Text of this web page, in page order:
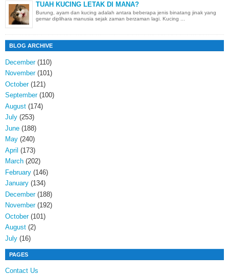
TUAH KUCING LETAK DI MANA?
Burung, ayam dan kucing adalah antara beberapa jenis binatang jinak yang
gemar diplihara manusia sejak zaman berzaman lagi. Kucing ...
BLOG ARCHIVE
December(110)
November(101)
October(121)
September(100)
August (174)
July (253)
June (188)
May (240)
April (173)
March (202)
February (146)
January (134)
December(188)
November(192)
October(101)
August (2)
July (16)
PAGES
Contact Us